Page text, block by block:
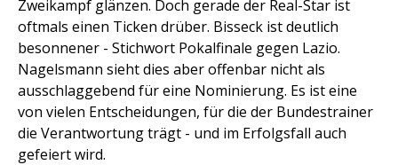
Zweikampf glänzen. Doch gerade der Real-Star ist
oftmals einen Ticken drüber. Bisseck ist deutlich
besonnener - Stichwort Pokalfinale gegen Lazio.
Nagelsmann sieht dies aber offenbar nicht als
ausschlaggebend für eine Nominierung. Es ist eine
von vielen Entscheidungen, für die der Bundestrainer
die Verantwortung trägt - und im Erfolgsfall auch
gefeiert wird.